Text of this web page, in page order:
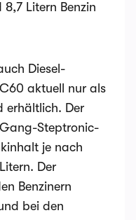
Litern Benzin
Diesel-
aktuell nur als
erhältlich. Der
Steptronic-
je nach
Der
Benzinern
bei den